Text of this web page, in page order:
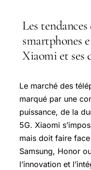
Les
smartphones
Xiaomi et ses
Le marché des
marqué par une
puissance, de la
5G. Xiaomi
mais doit faire
Samsung, Honor
l’innovation et